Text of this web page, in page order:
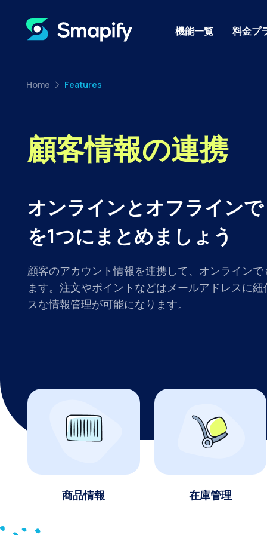
機能一覧 料金プ
Home Features
顧客情報の連携
オンラインとオフラインで
を1つにまとめましょう
顧客のアカウント情報を連携して、オンライン
ます。注文やポイントなどはメールアドレスに
スな情報管理が可能になります。
商品情報 在庫管理